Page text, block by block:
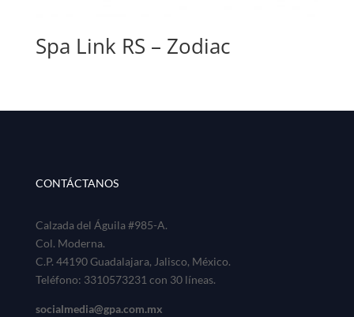
Spa Link RS – Zodiac
CONTÁCTANOS
Calzada del Águila #985-A.
Col. Moderna.
C.P. 44190 Guadalajara, Jalisco, México.
Teléfono: 3310573231 con 30 líneas.
socialmedia@gpa.com.mx